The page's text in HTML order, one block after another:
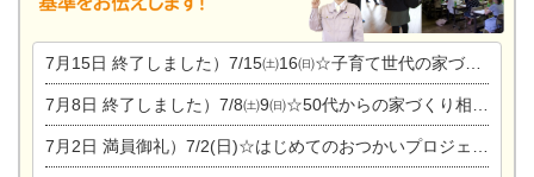
7月15日 終了しました）7/15㈯16㈰☆子育て世代の家づくり相談会
7月8日 終了しました）7/8㈯9㈰☆50代からの家づくり相談会
7月2日 満員御礼）7/2(日)☆はじめてのおつかいプロジェクト